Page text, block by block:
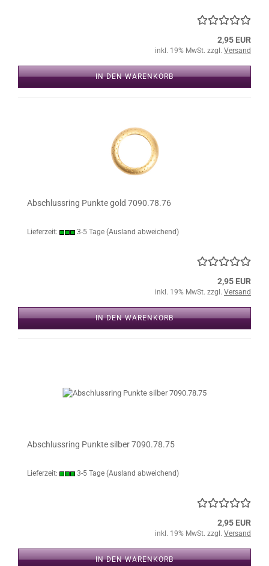
2,95 EUR
inkl. 19% MwSt. zzgl. Versand
IN DEN WARENKORB
Abschlussring Punkte gold 7090.78.76
Lieferzeit: 3-5 Tage (Ausland abweichend)
2,95 EUR
inkl. 19% MwSt. zzgl. Versand
IN DEN WARENKORB
Abschlussring Punkte silber 7090.78.75
Lieferzeit: 3-5 Tage (Ausland abweichend)
2,95 EUR
inkl. 19% MwSt. zzgl. Versand
IN DEN WARENKORB